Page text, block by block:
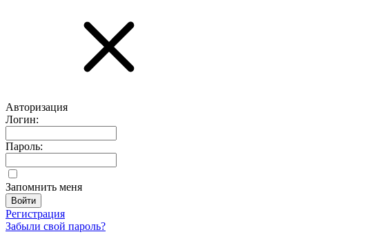
Авторизация
Логин:
Пароль:
Запомнить меня
Регистрация
Забыли свой пароль?